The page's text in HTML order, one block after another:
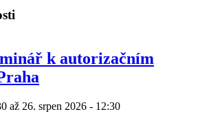
k autorizačním
až 26. srpen 2026 - 12:30